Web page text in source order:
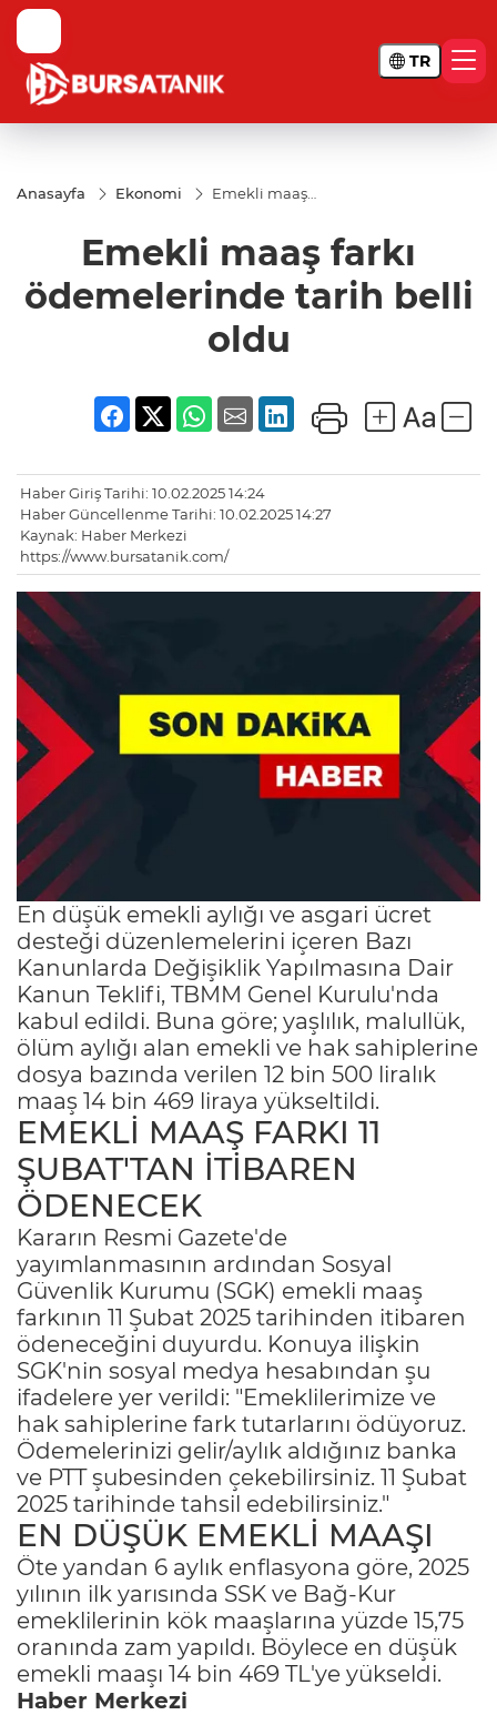
TR
Anasayfa Ekonomi
Emekli maaş
tarih belli
oldu
Emekli maaş farkı
ödemelerinde tarih belli
oldu
Haber Giriş Tarihi: 10.02.2025 14:24
Haber Güncellenme Tarihi: 10.02.2025 14:27
Kaynak: Haber Merkezi
https://www.bursatanik.com/
En düşük emekli aylığı ve asgari ücret
desteği düzenlemelerini içeren Bazı
Kanunlarda Değişiklik Yapılmasına Dair
Kanun Teklifi, TBMM Genel Kurulu'nda
kabul edildi. Buna göre; yaşlılık, malullük,
ölüm aylığı alan emekli ve hak sahiplerine
dosya bazında verilen 12 bin 500 liralık
maaş 14 bin 469 liraya yükseltildi.
EMEKLİ MAAŞ FARKI 11
ŞUBAT'TAN İTİBAREN
ÖDENECEK
Kararın Resmi Gazete'de
yayımlanmasının ardından Sosyal
Güvenlik Kurumu (SGK) emekli maaş
farkının 11 Şubat 2025 tarihinden itibaren
ödeneceğini duyurdu. Konuya ilişkin
SGK'nin sosyal medya hesabından şu
ifadelere yer verildi: "Emeklilerimize ve
hak sahiplerine fark tutarlarını ödüyoruz.
Ödemelerinizi gelir/aylık aldığınız banka
ve PTT şubesinden çekebilirsiniz. 11 Şubat
2025 tarihinde tahsil edebilirsiniz."
EN DÜŞÜK EMEKLİ MAAŞI
Öte yandan 6 aylık enflasyona göre, 2025
yılının ilk yarısında SSK ve Bağ-Kur
emeklilerinin kök maaşlarına yüzde 15,75
oranında zam yapıldı. Böylece en düşük
emekli maaşı 14 bin 469 TL'ye yükseldi.
Haber Merkezi